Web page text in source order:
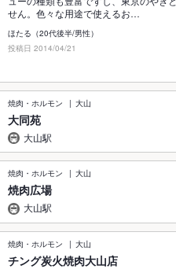
せん。色々な用途で使えるお…
ほたる（20代後半/男性）
投稿日 2014/04/21
焼肉・ホルモン 大山
大同苑
大山駅
焼肉・ホルモン 大山
焼肉広場
大山駅
焼肉・ホルモン 大山
チング炭火焼肉大山店